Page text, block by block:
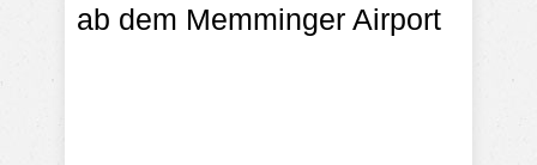
ab dem Memminger Airport